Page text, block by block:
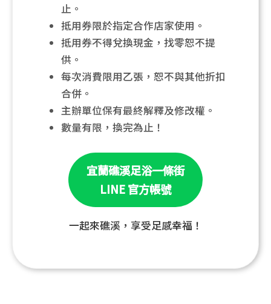
止。
抵用券限於指定合作店家使用。
抵用券不得兌換現金，找零恕不提
供。
每次消費限用乙張，恕不與其他折扣
合併。
主辦單位保有最終解釋及修改權。
數量有限，換完為止！
宜蘭礁溪足浴一條街
LINE 官方帳號
一起來礁溪，享受足感幸福！